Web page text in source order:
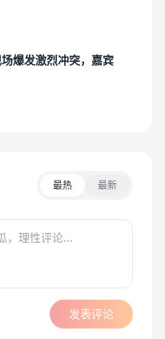
爆发激烈冲突，嘉宾
最热 最新
发表评论